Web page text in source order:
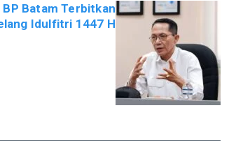
Batam Terbitkan
Idulfitri 1447 H